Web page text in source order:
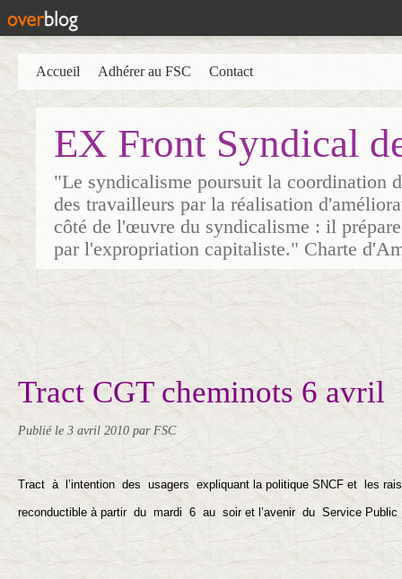
EX Front Syndical
"Le syndicalisme poursuit la coordination
des travailleurs par la réalisation
côté de l'œuvre du syndicalisme : il
par l'expropriation capitaliste." Charte
Accueil Adhérer au FSC Contact
Tract CGT cheminots 6 avril
Publié le 3 avril 2010 par FSC
Tract à l’intention des usagers expliquant la politique SNCF et les
reconductible à partir du mardi 6 au soir et l’avenir du Service Public